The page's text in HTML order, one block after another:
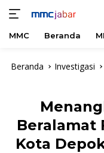
MMC Beranda
Beranda Investigasi
Beralamat
Kota